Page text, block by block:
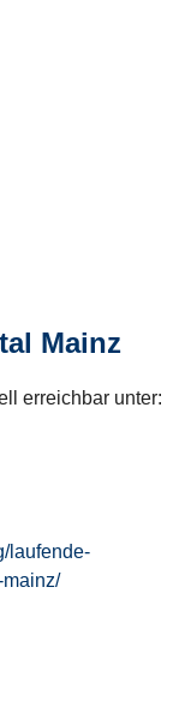
Mainz
erreichbar unter:
laufende-